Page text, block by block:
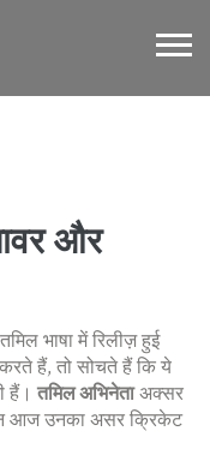
और
भाषा में रिलीज़ हुई
हैं, तो सोचते हैं कि ये
हैं। तमिल अभिनेताअक्सर
आज उनका असर क्रिकेट